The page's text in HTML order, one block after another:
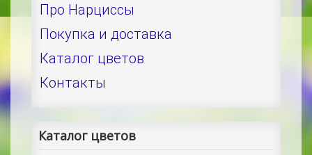
Про Нарциссы
Покупка и доставка
Каталог цветов
Контакты
Каталог цветов